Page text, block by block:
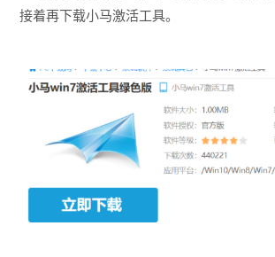
接着再下载小马激活工具。